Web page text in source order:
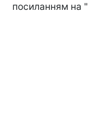
посиланням на "